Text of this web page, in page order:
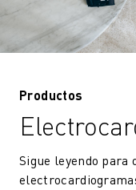
Productos
Sigue leyendo